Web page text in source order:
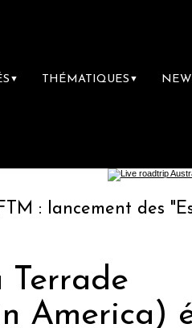
▼ THÉMATIQUES ▼
des "Escales
Terrade
America)